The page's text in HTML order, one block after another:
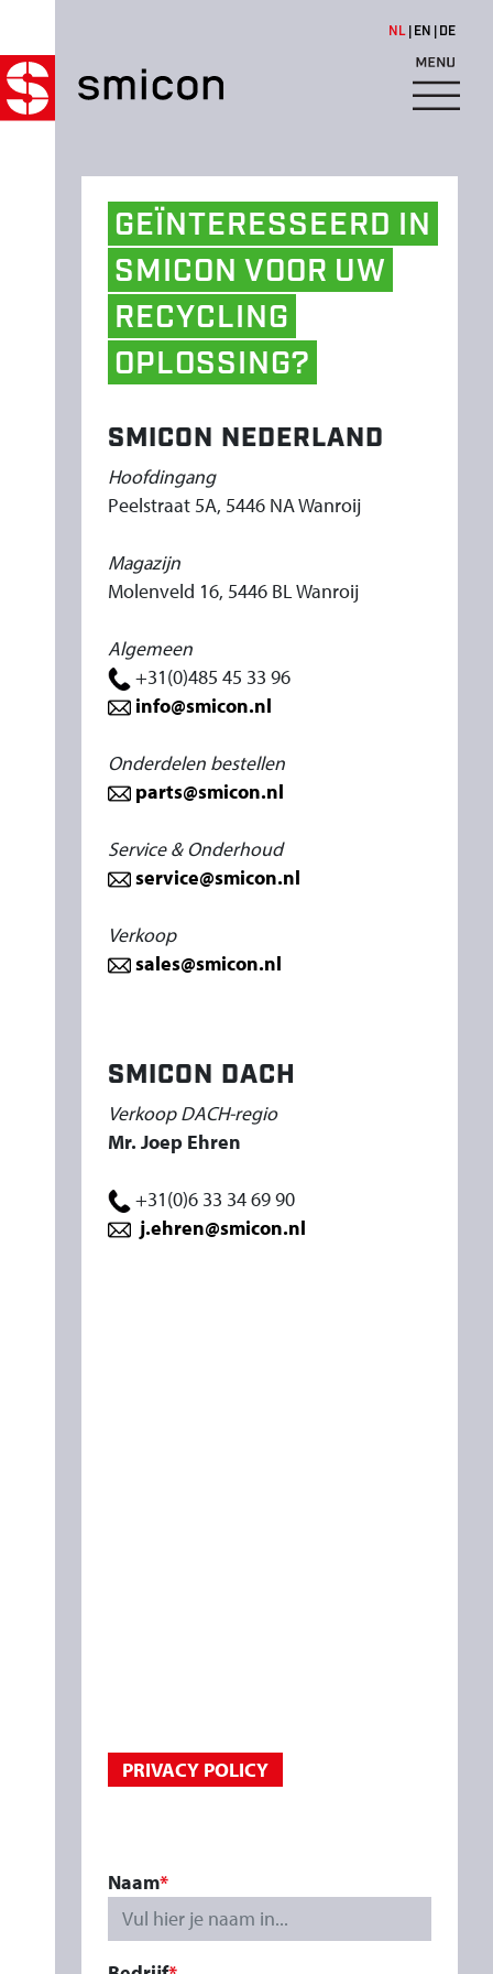
NL EN DE
GEÏNTERESSEERD IN
SMICON VOOR UW
RECYCLING
OPLOSSING?
SMICON NEDERLAND
Hoofdingang
Peelstraat 5A, 5446 NA Wanroij
Magazijn
Molenveld 16, 5446 BL Wanroij
Algemeen
+31(0)485 45 33 96
info@smicon.nl
Onderdelen bestellen
parts@smicon.nl
Service & Onderhoud
service@smicon.nl
Verkoop
sales@smicon.nl
SMICON DACH
Verkoop DACH-regio
Mr. Joep Ehren
+31(0)6 33 34 69 90
j.ehren@smicon.nl
PRIVACY POLICY
Naam